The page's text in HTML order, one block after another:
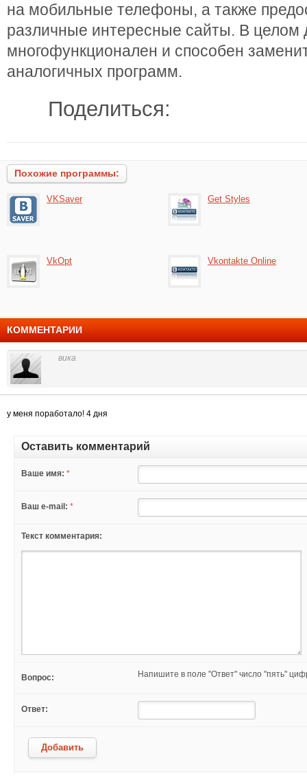
на мобильные телефоны, а также
различные интересные сайты. В целом
многофункционален и способен
аналогичных программ.
Поделиться:
Похожие программы:
VKSaver Get Styles
VkOpt Vkontakte Online
КОММЕНТАРИИ
вика
у меня поработало! 4 дня
Оставить комментарий
Ваше имя: *
Ваш e-mail: *
Текст комментария:
Вопрос: Напишите в поле "Ответ" число "пять"
Ответ:
Добавить